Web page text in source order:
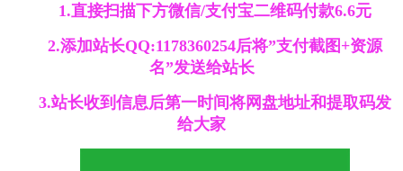
1.直接扫描下方微信/支付宝二维码付款6.6元
2.添加站长QQ:1178360254后将”支付截图+资源
名”发送给站长
3.站长收到信息后第一时间将网盘地址和提取码发
给大家